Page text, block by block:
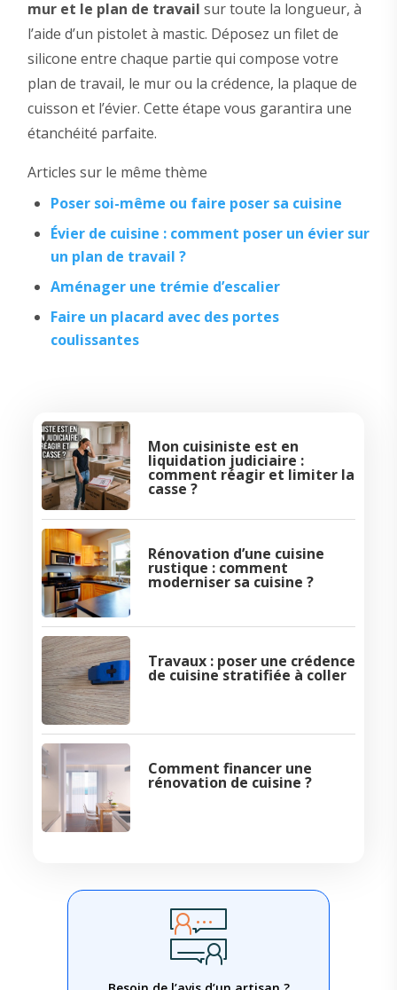
mur et le plan de travail sur toute la longueur, à
l’aide d’un pistolet à mastic. Déposez un filet de
silicone entre chaque partie qui compose votre
plan de travail, le mur ou la crédence, la plaque de
cuisson et l’évier. Cette étape vous garantira une
étanchéité parfaite.
Articles sur le même thème
Poser soi-même ou faire poser sa cuisine
Évier de cuisine : comment poser un évier sur
un plan de travail ?
Aménager une trémie d’escalier
Faire un placard avec des portes
coulissantes
Mon cuisiniste est en
liquidation judiciaire :
comment réagir et limiter la
casse ?
Rénovation d’une cuisine
rustique : comment
moderniser sa cuisine ?
Travaux : poser une crédence
de cuisine stratifiée à coller
Comment financer une
rénovation de cuisine ?